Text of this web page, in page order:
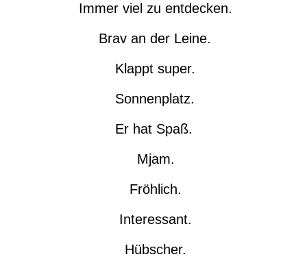
Immer viel zu entdecken.
Brav an der Leine.
Klappt super.
Sonnenplatz.
Er hat Spaß.
Mjam.
Fröhlich.
Interessant.
Hübscher.